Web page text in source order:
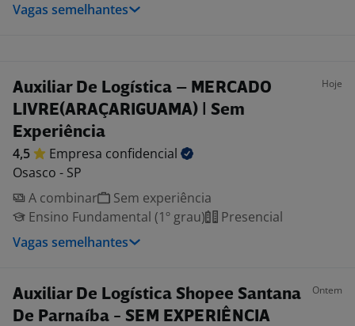
Vagas semelhantes
Auxiliar De Logística – MERCADO
LIVRE(ARAÇARIGUAMA) | Sem
Experiência
Hoje
4,5 Empresa confidencial
Osasco - SP
A combinar
Sem experiência
Ensino Fundamental (1º grau)
Presencial
Vagas semelhantes
Auxiliar De Logística Shopee Santana
De Parnaíba - SEM EXPERIÊNCIA
Ontem